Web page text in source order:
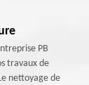
PB
travaux de
nettoyage de